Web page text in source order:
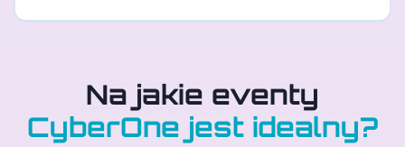
Na jakie eventy
CyberOne jest idealny?